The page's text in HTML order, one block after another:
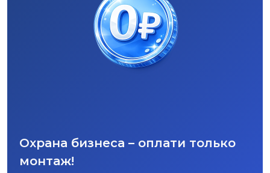
Охрана бизнеса – оплати только
монтаж!